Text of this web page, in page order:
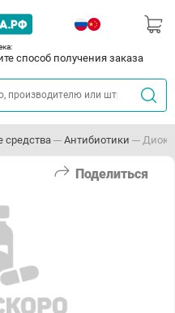
способ получения заказа
средства Антибиотики
Поделиться